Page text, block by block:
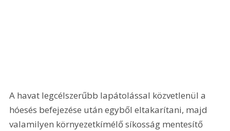
A havat legcélszerűbb lapátolással közvetlenül a
hóesés befejezése után egyből eltakarítani, majd
valamilyen környezetkímélő síkosság mentesítő